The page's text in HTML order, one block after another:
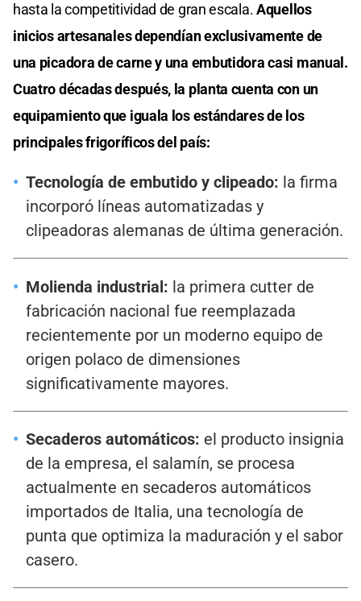
hasta la competitividad de gran escala.Aquellos
inicios artesanales dependían exclusivamente de
una picadora de carne y una embutidora casi manual.
Cuatro décadas después, la planta cuenta con un
equipamiento que iguala los estándares de los
principales frigoríficos del país:
Tecnología de embutido y clipeado: la firma
incorporó líneas automatizadas y
clipeadoras alemanas de última generación.
Molienda industrial: la primera cutter de
fabricación nacional fue reemplazada
recientemente por un moderno equipo de
origen polaco de dimensiones
significativamente mayores.
Secaderos automáticos: el producto insignia
de la empresa, el salamín, se procesa
actualmente en secaderos automáticos
importados de Italia, una tecnología de
punta que optimiza la maduración y el sabor
casero.